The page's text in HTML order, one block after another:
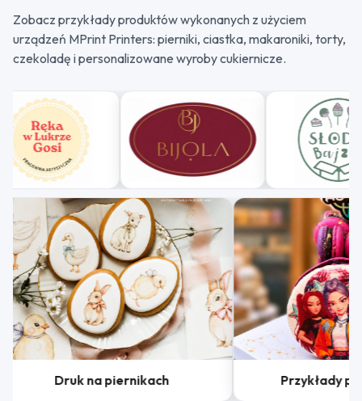
Zobacz przykłady produktów wykonanych z użyciem
urządzeń MPrint Printers: pierniki, ciastka, makaroniki, torty,
czekoladę i personalizowane wyroby cukiernicze.
Druk na piernikach Przykłady